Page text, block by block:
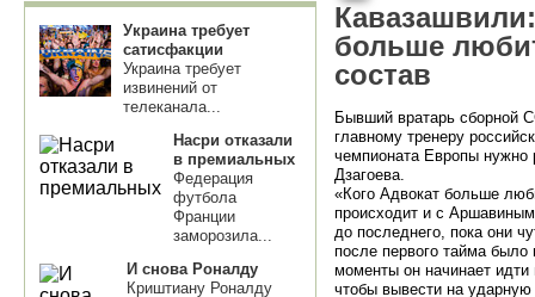
Украина требует
сатисфакции
Украина требует
извинений от
телеканала...
Насри отказали
в премиальных
Федерация
футбола
Франции
заморозила...
И снова Роналду
Криштиану Роналду
больше
состав
Бывший вратарь сборной
главному тренеру
чемпионата Европы
Дзагоева.
«Кого Адвокат больше
происходит и с
до последнего, пока они
после первого тайма
моменты он начинает идти
чтобы вывести на ударную